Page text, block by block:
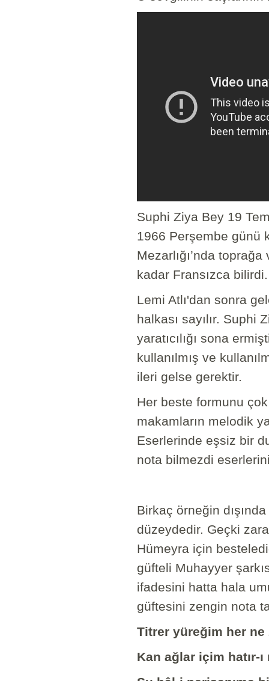
Suphi Ziya Bey 19
1966 Perşembe günü
Mezarlığı’nda
kadar Fransızca bilirdi.
Lemi Atlı'dan sonra
halkası sayılır. Suphi
yaratıcılığı sona
kullanılmış ve
ileri gelse gerektir.
Her beste formunu
makamların melodik
Eserlerinde eşsiz bir
nota bilmezdi
Birkaç örneğin
düzeydedir. Geçki
Hümeyra için
güfteli Muhayyer
ifadesini hatta hala
güftesini zengin nota
Titrer yüreğim her ne
Kan ağlar içim hatır-